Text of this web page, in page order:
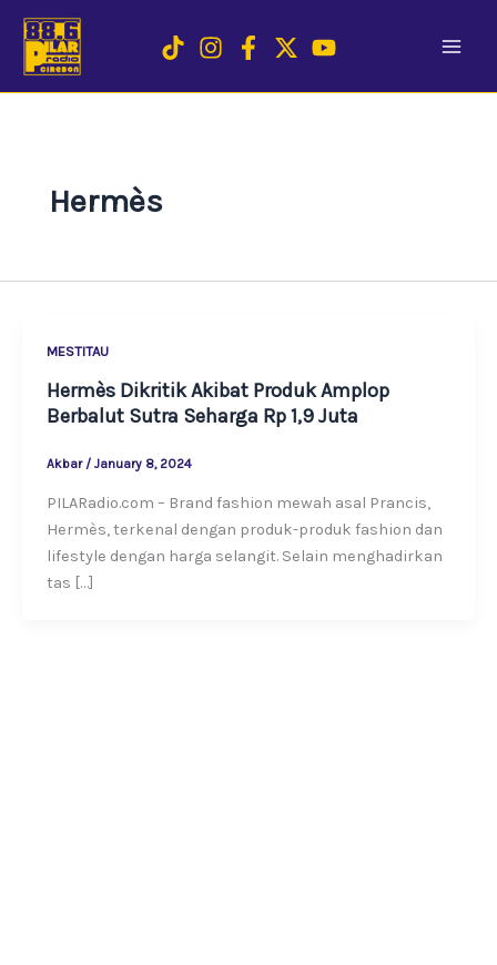
content
Hermès
MESTITAU
Hermès Dikritik Akibat Produk Amplop
Berbalut Sutra Seharga Rp 1,9 Juta
Akbar / January 8, 2024
PILARadio.com – Brand fashion mewah asal Prancis,
Hermès, terkenal dengan produk-produk fashion dan
lifestyle dengan harga selangit. Selain menghadirkan
tas […]